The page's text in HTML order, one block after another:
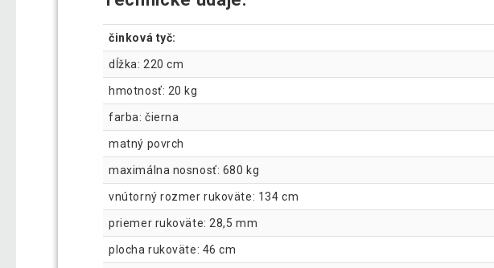
činková tyč:
dĺžka: 220 cm
hmotnosť: 20 kg
farba: čierna
matný povrch
maximálna nosnosť: 680 kg
vnútorný rozmer rukoväte: 134 cm
priemer rukoväte: 28,5 mm
plocha rukoväte: 46 cm